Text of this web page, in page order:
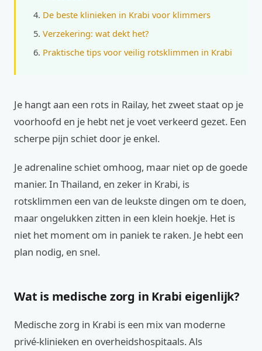
De beste klinieken in Krabi voor klimmers
Verzekering: wat dekt het?
Praktische tips voor veilig rotsklimmen in Krabi
Je hangt aan een rots in Railay, het zweet staat op je
voorhoofd en je hebt net je voet verkeerd gezet. Een
scherpe pijn schiet door je enkel.
Je adrenaline schiet omhoog, maar niet op de goede
manier. In Thailand, en zeker in Krabi, is
rotsklimmen een van de leukste dingen om te doen,
maar ongelukken zitten in een klein hoekje. Het is
niet het moment om in paniek te raken. Je hebt een
plan nodig, en snel.
Wat is medische zorg in Krabi eigenlijk?
Medische zorg in Krabi is een mix van moderne
privé-klinieken en overheidshospitaals. Als